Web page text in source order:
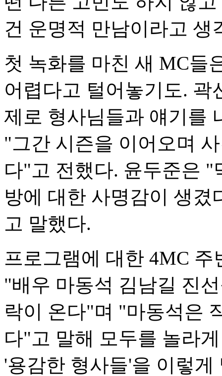
건 운명적 만남이라고
첫 녹화를 마친 새 MC들
어렵다고 털어놓기도.
제로 형사님들과 얘기를
"그간 시즌을 이어오며
다"고 전했다. 윤두준은
방에 대한 사명감이 생
고 말했다.
프로그램에 대한 4MC
"배우 마동석 김남길 진
락이 온다"며 "마동석은
다"고 말해 모두를 놀라
'용감한 형사들'을 이렇